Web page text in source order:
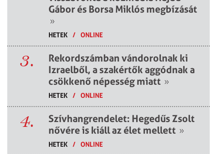
Gábor és Borsa Miklós megbízását
»
HETEK / ONLINE
3.
Rekordszámban vándorolnak ki
Izraelből, a szakértők aggódnak a
csökkenő népesség miatt »
HETEK / ONLINE
4.
Szívhangrendelet: Hegedűs Zsolt
nővére is kiáll az élet mellett »
HETEK / ONLINE